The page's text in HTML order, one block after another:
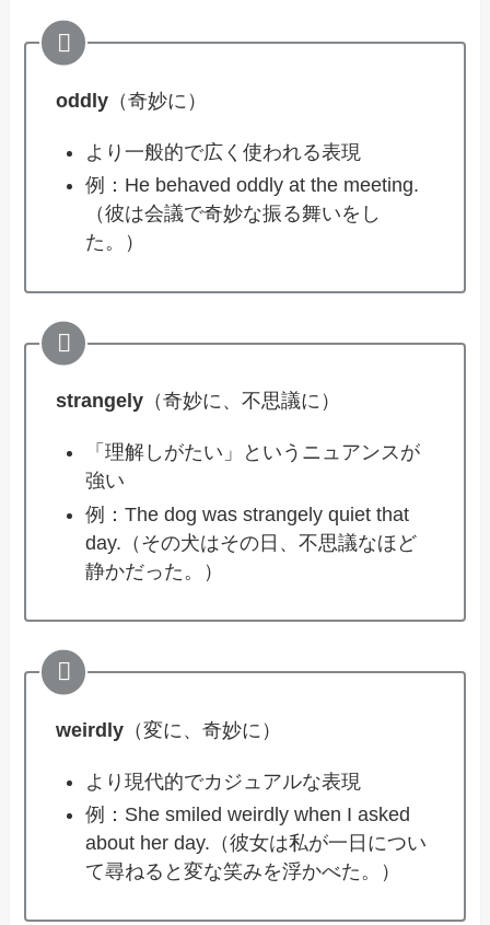
oddly （奇妙に）
より一般的で広く使われる表現
例：He behaved oddly at the meeting.
（彼は会議で奇妙な振る舞いをし
た。）
strangely （奇妙に、不思議に）
「理解しがたい」というニュアンスが
強い
例：The dog was strangely quiet that
day.（その犬はその日、不思議なほど
静かだった。）
weirdly （変に、奇妙に）
より現代的でカジュアルな表現
例：She smiled weirdly when I asked
about her day.（彼女は私が一日につい
て尋ねると変な笑みを浮かべた。）